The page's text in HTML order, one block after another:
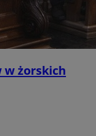
w żorskich